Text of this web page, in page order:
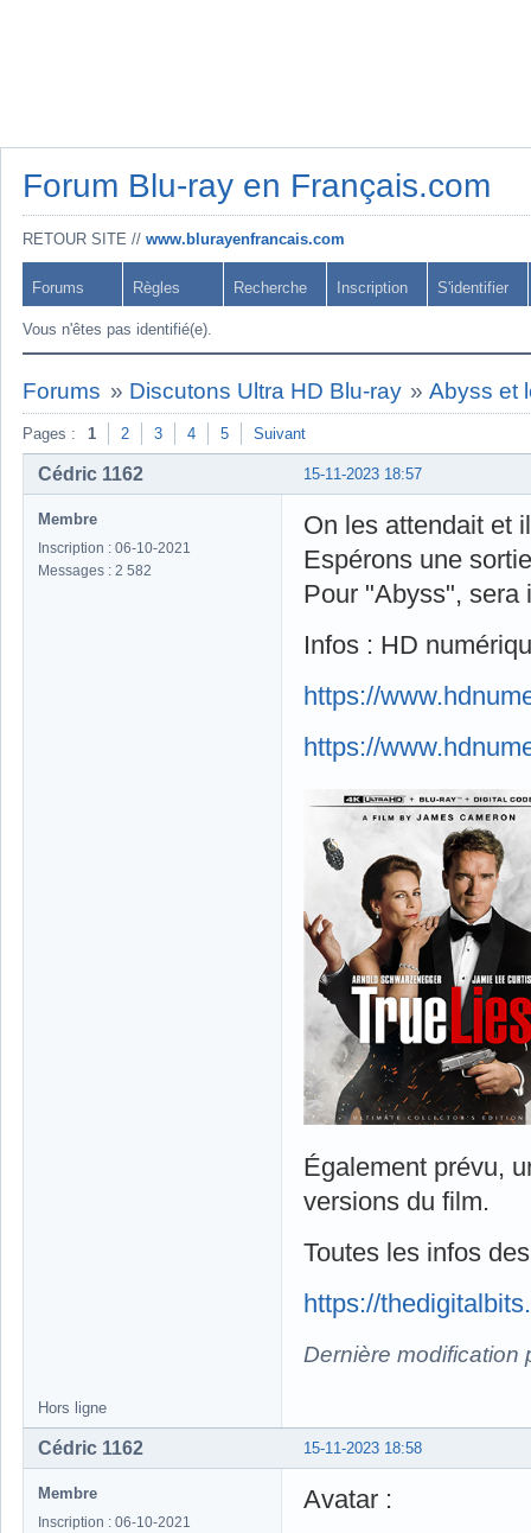
Forum Blu-ray en Français.com
RETOUR SITE // www.blurayenfrancais.com
Forums Règles Recherche Inscription S'identifier
Vous n'êtes pas identifié(e).
Forums » Discutons Ultra HD Blu-ray »Abyss et
Pages : 1 2 3 4 5 Suivant
15-11-2023 18:57
Cédric 1162
Membre
Inscription : 06-10-2021
Messages : 2 582
On les attendait et
Espérons une
Pour "Abyss", sera
Infos : HD
https://
https://
Également prévu,
versions du film.
Toutes les infos
https://
Dernière modification
Hors ligne
15-11-2023 18:58
Cédric 1162
Membre
Inscription : 06-10-2021
Avatar :